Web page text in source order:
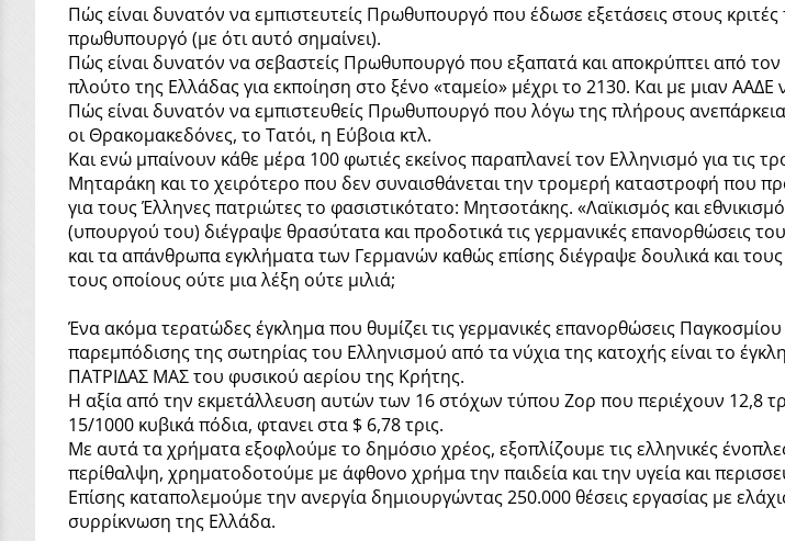
Πώς είναι δυνατόν να εμπιστευτείς Πρωθυπουργό που έδωσε εξετάσεις στους
πρωθυπουργό (με ότι αυτό σημαίνει).
Πώς είναι δυνατόν να σεβαστείς Πρωθυπουργό που εξαπατά και αποκρύπτει από
πλούτο της Ελλάδας για εκποίηση στο ξένο «ταμείο» μέχρι το 2130. Και με μιαν
Πώς είναι δυνατόν να εμπιστευθείς Πρωθυπουργό που λόγω της πλήρους
οι Θρακομακεδόνες, το Τατόι, η Εύβοια κτλ.
Και ενώ μπαίνουν κάθε μέρα 100 φωτιές εκείνος παραπλανεί τον Ελληνισμό για
Μηταράκη και το χειρότερο που δεν συναισθάνεται την τρομερή καταστροφή που
για τους Έλληνες πατριώτες το φασιστικότατο: Μητσοτάκης. «Λαϊκισμός και
(υπουργού του) διέγραψε θρασύτατα και προδοτικά τις γερμανικές επανορθώσεις
και τα απάνθρωπα εγκλήματα των Γερμανών καθώς επίσης διέγραψε δουλικά και
τους οποίους ούτε μια λέξη ούτε μιλιά;
Ένα ακόμα τερατώδες έγκλημα που θυμίζει τις γερμανικές επανορθώσεις
παρεμπόδισης της σωτηρίας του Ελληνισμού από τα νύχια της κατοχής είναι το
ΠΑΤΡΙΔΑΣ ΜΑΣ του φυσικού αερίου της Κρήτης.
Η αξία από την εκμετάλλευση αυτών των 16 στόχων τύπου Ζορ που περιέχουν 12,8
15/1000 κυβικά πόδια, φτανει στα $ 6,78 τρις.
Με αυτά τα χρήματα εξοφλούμε το δημόσιο χρέος, εξοπλίζουμε τις ελληνικές
περίθαλψη, χρηματοδοτούμε με άφθονο χρήμα την παιδεία και την υγεία και
Επίσης καταπολεμούμε την ανεργία δημιουργώντας 250.000 θέσεις εργασίας με
συρρίκνωση της Ελλάδα.